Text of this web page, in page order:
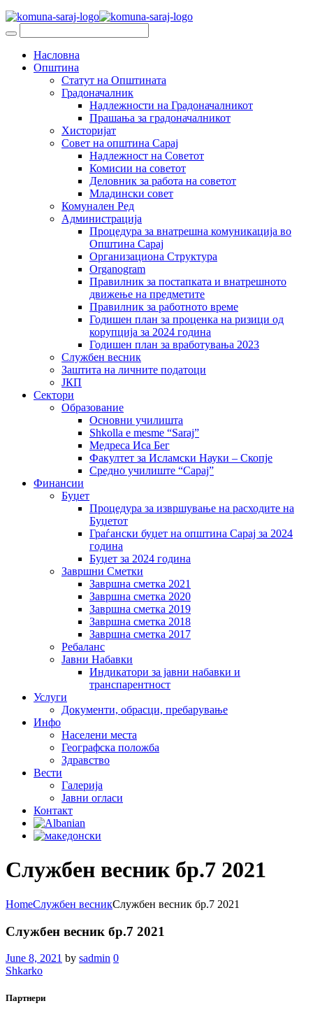
Насловна
Општина
Статут на Општината
Градоначалник
Надлежности на Градоначалникот
Прашања за градоначалникот
Хисторијат
Совет на општина Сарај
Надлежност на Советот
Комисии на советот
Деловник за работа на советот
Младински совет
Комунален Ред
Администрација
Процедура за внатрешна комуникација во
Општина Сарај
Организациона Структура
Organogram
Правилник за постапката и внатрешното
движење на предметите
Правилник за работното време
Годишен план за проценка на ризици од
корупција за 2024 година
Годишен план за вработувања 2023
Службен весник
Заштита на личните податоци
ЈКП
Сектори
Образование
Основни училишта
Shkolla e mesme “Saraj”
Медреса Иса Бег
Факултет за Исламски Науки – Скопје
Средно училиште “Сарај”
Финансии
Буџет
Процедура за извршување на расходите на
Буџетот
Граѓански буџет на општина Сарај за 2024
година
Буџет за 2024 година
Завршни Сметки
Завршна сметка 2021
Завршна сметка 2020
Завршна сметка 2019
Завршна сметка 2018
Завршна сметка 2017
Ребаланс
Јавни Набавки
Индикатори за јавни набавки и
транспарентност
Услуги
Документи, обрасци, пребарување
Инфо
Населени места
Географска положба
Здравство
Вести
Галеријa
Јавни огласи
Контакт
Службен весник бр.7 2021
HomeСлужбен весникСлужбен весник бр.7 2021
Службен весник бр.7 2021
June 8, 2021 by sadmin 0
Shkarko
Партнери